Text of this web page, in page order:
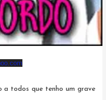
a todos que tenho um grave